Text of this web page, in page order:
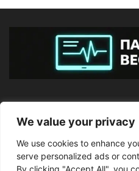
We value your privacy
We use cookies to enhance
serve personalized ads or
By clicking "Accept All", you